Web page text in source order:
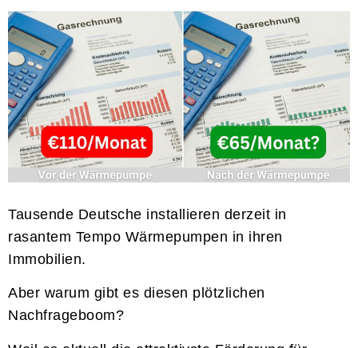
Tausende Deutsche installieren derzeit in
rasantem Tempo Wärmepumpen in ihren
Immobilien.
Aber warum gibt es diesen plötzlichen
Nachfrageboom?